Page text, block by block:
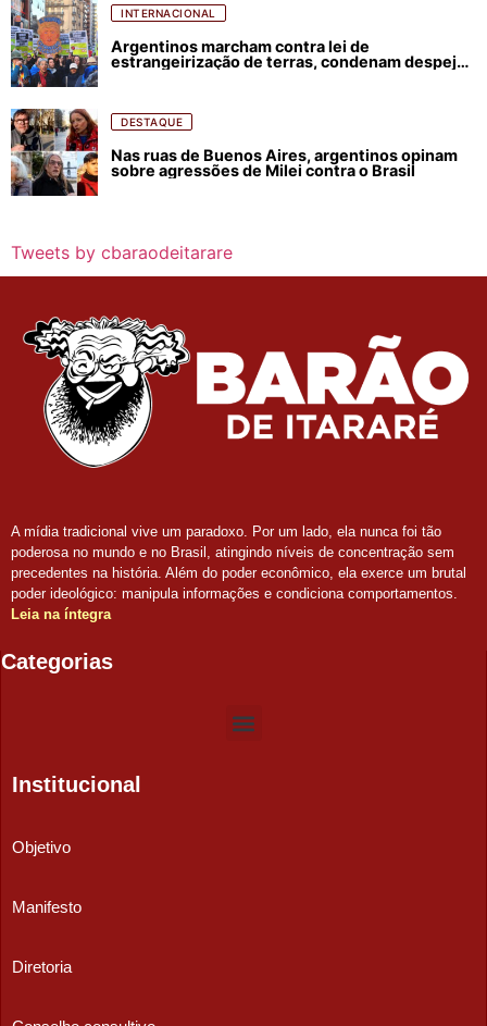
INTERNACIONAL
Argentinos marcham contra lei de
estrangeirização de terras, condenam despejos
DESTAQUE
Nas ruas de Buenos Aires, argentinos opinam
sobre agressões de Milei contra o Brasil
Tweets by cbaraodeitarare
A mídia tradicional vive um paradoxo. Por um lado, ela nunca foi tão
poderosa no mundo e no Brasil, atingindo níveis de concentração sem
precedentes na história. Além do poder econômico, ela exerce um brutal
poder ideológico: manipula informações e condiciona comportamentos.
Leia na íntegra
Categorias
Institucional
Objetivo
Manifesto
Diretoria